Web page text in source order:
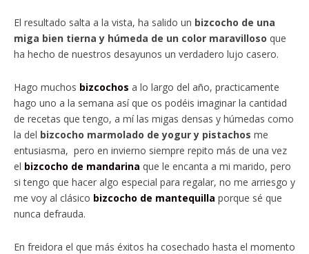
El resultado salta a la vista, ha salido un bizcocho de una
miga bien tierna y húmeda de un color maravilloso que
ha hecho de nuestros desayunos un verdadero lujo casero.
Hago muchos bizcochos a lo largo del año, practicamente
hago uno a la semana así que os podéis imaginar la cantidad
de recetas que tengo, a mí las migas densas y húmedas como
la del bizcocho marmolado de yogur y pistachos me
entusiasma, pero en invierno siempre repito más de una vez
el bizcocho de mandarina que le encanta a mi marido, pero
si tengo que hacer algo especial para regalar, no me arriesgo y
me voy al clásico bizcocho de mantequilla porque sé que
nunca defrauda.
En freidora el que más éxitos ha cosechado hasta el momento